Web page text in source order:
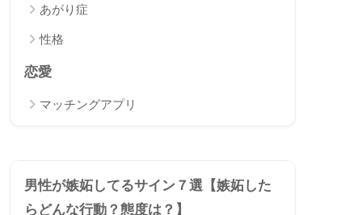
あがり症
性格
恋愛
マッチングアプリ
男性が嫉妬してるサイン７選【嫉妬した
らどんな行動？態度は？】